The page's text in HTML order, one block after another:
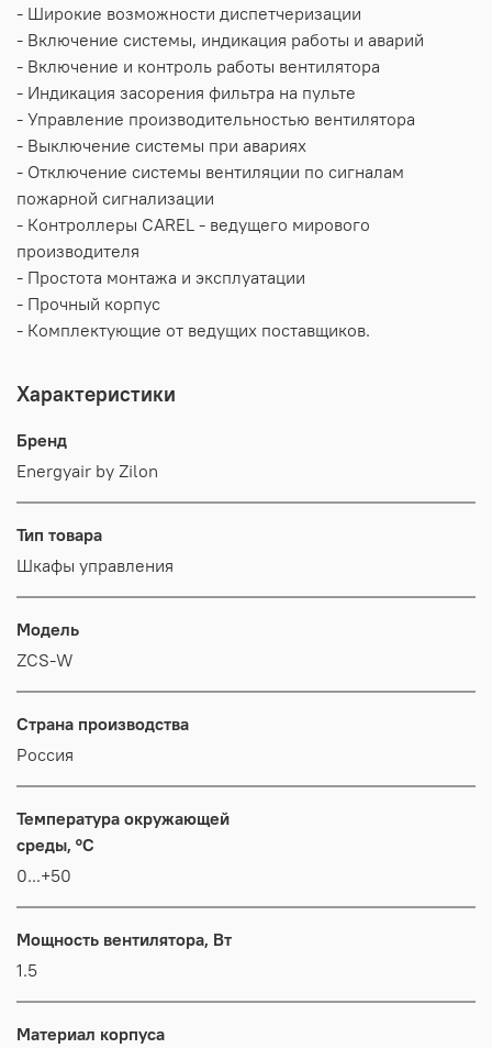
- Широкие возможности диспетчеризации
- Включение системы, индикация работы и аварий
- Включение и контроль работы вентилятора
- Индикация засорения фильтра на пульте
- Управление производительностью вентилятора
- Выключение системы при авариях
- Отключение системы вентиляции по сигналам
пожарной сигнализации
- Контроллеры CAREL - ведущего мирового
производителя
- Простота монтажа и эксплуатации
- Прочный корпус
- Комплектующие от ведущих поставщиков.
Характеристики
Бренд
Energyair by Zilon
Тип товара
Шкафы управления
Модель
ZCS-W
Страна производства
Россия
Температура окружающей
среды, °C
0...+50
Мощность вентилятора, Вт
1.5
Материал корпуса